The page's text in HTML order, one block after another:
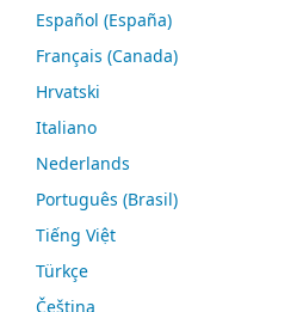
Español (España)
Français (Canada)
Hrvatski
Italiano
Nederlands
Português (Brasil)
Tiếng Việt
Türkçe
Čeština